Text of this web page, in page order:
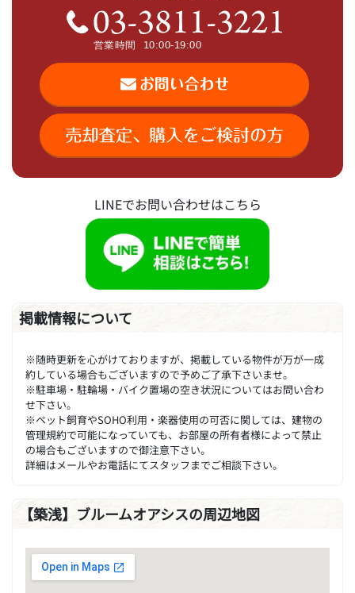
LINEでお問い合わせはこちら
掲載情報について
※随時更新を心がけておりますが、掲載している物件が万が一成
約している場合もございますので予めご了承下さいませ。
※駐車場・駐輪場・バイク置場の空き状況についてはお問い合わ
せ下さい。
※ペット飼育やSOHO利用・楽器使用の可否に関しては、建物の
管理規約で可能になっていても、お部屋の所有者様によって禁止
の場合もございますので御注意下さい。
詳細はメールやお電話にてスタッフまでご相談下さい。
【築浅】ブルームオアシスの周辺地図